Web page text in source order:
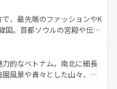
情報
ほしい。
ており、サーフィンやダイ
トドア好きにはたまらな
力を存分に味わいつくそ
台湾東部など、都市の喧騒
、訪れる人に新しい発見と
、奥深い台湾の食文化も魅
ど、バラエティ豊かな料理
の台湾情報は コンテンツ一覧を参
、最先端のファッションやK
国。首都ソウルの宮殿や伝統
々の自然美を楽しむことが
、絶品のストリートフード
っている。夜には、韓国な
的なベトナム。南北に細長
風景や青々とした山々、世